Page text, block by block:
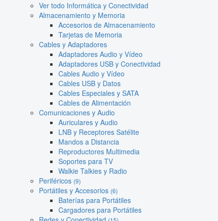
Ver todo Informática y Conectividad
Almacenamiento y Memoria
Accesorios de Almacenamiento
Tarjetas de Memoria
Cables y Adaptadores
Adaptadores Audio y Vídeo
Adaptadores USB y Conectividad
Cables Audio y Vídeo
Cables USB y Datos
Cables Especiales y SATA
Cables de Alimentación
Comunicaciones y Audio
Auriculares y Audio
LNB y Receptores Satélite
Mandos a Distancia
Reproductores Multimedia
Soportes para TV
Walkie Talkies y Radio
Periféricos (9)
Portátiles y Accesorios (6)
Baterías para Portátiles
Cargadores para Portátiles